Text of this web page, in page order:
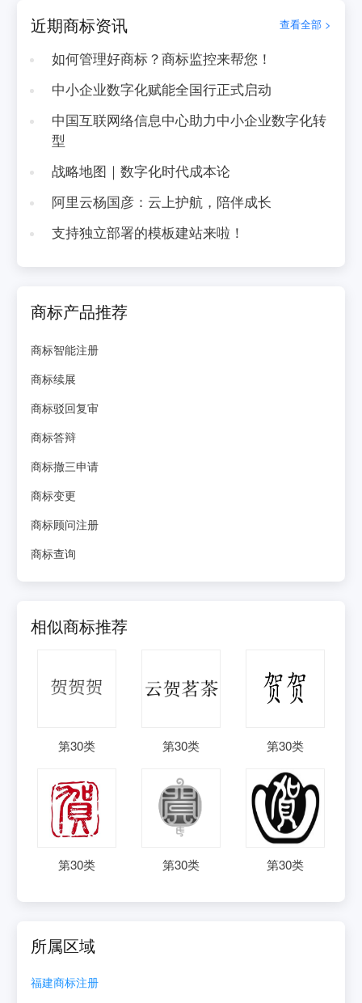
近期商标资讯 查看全部 >
如何管理好商标？商标监控来帮您！
中小企业数字化赋能全国行正式启动
中国互联网络信息中心助力中小企业数字化转
型
战略地图｜数字化时代成本论
阿里云杨国彦：云上护航，陪伴成长
支持独立部署的模板建站来啦！
商标产品推荐
商标智能注册
商标续展
商标驳回复审
商标答辩
商标撤三申请
商标变更
商标顾问注册
商标查询
相似商标推荐
第30类 第30类 第30类
第30类 第30类 第30类
所属区域
福建商标注册